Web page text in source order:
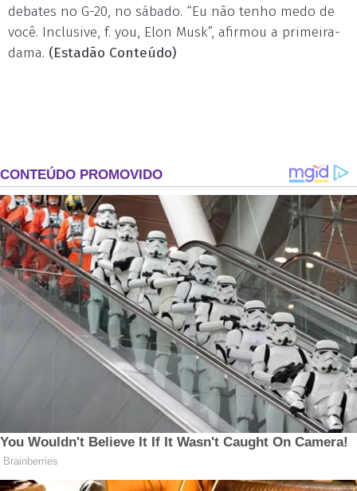
debates no G-20, no sábado. “Eu não tenho medo de
você. Inclusive, f. you, Elon Musk”, afirmou a primeira-
dama. (Estadão Conteúdo)